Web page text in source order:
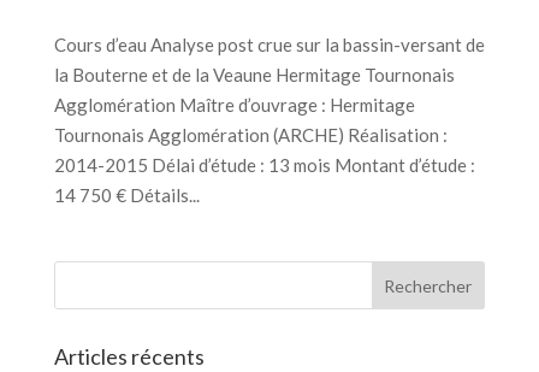
Cours d’eau Analyse post crue sur la bassin-versant de
la Bouterne et de la Veaune Hermitage Tournonais
Agglomération Maître d’ouvrage : Hermitage
Tournonais Agglomération (ARCHE) Réalisation :
2014-2015 Délai d’étude : 13 mois Montant d’étude :
14 750 € Détails...
Articles récents